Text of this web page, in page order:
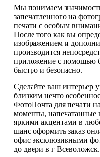
Мы понимаем
запечатленного на
печати с особым
После того как вы
изображением и
производится
приложение с помощью
быстро и безопасно.
Сделайте ваш интерьер
близким нечто
ФотоПочта для печати
моменты, напечатанные
яркими акцентами в
шанс оформить заказ
офис эксклюзивными
до двери в г Всеволожск.